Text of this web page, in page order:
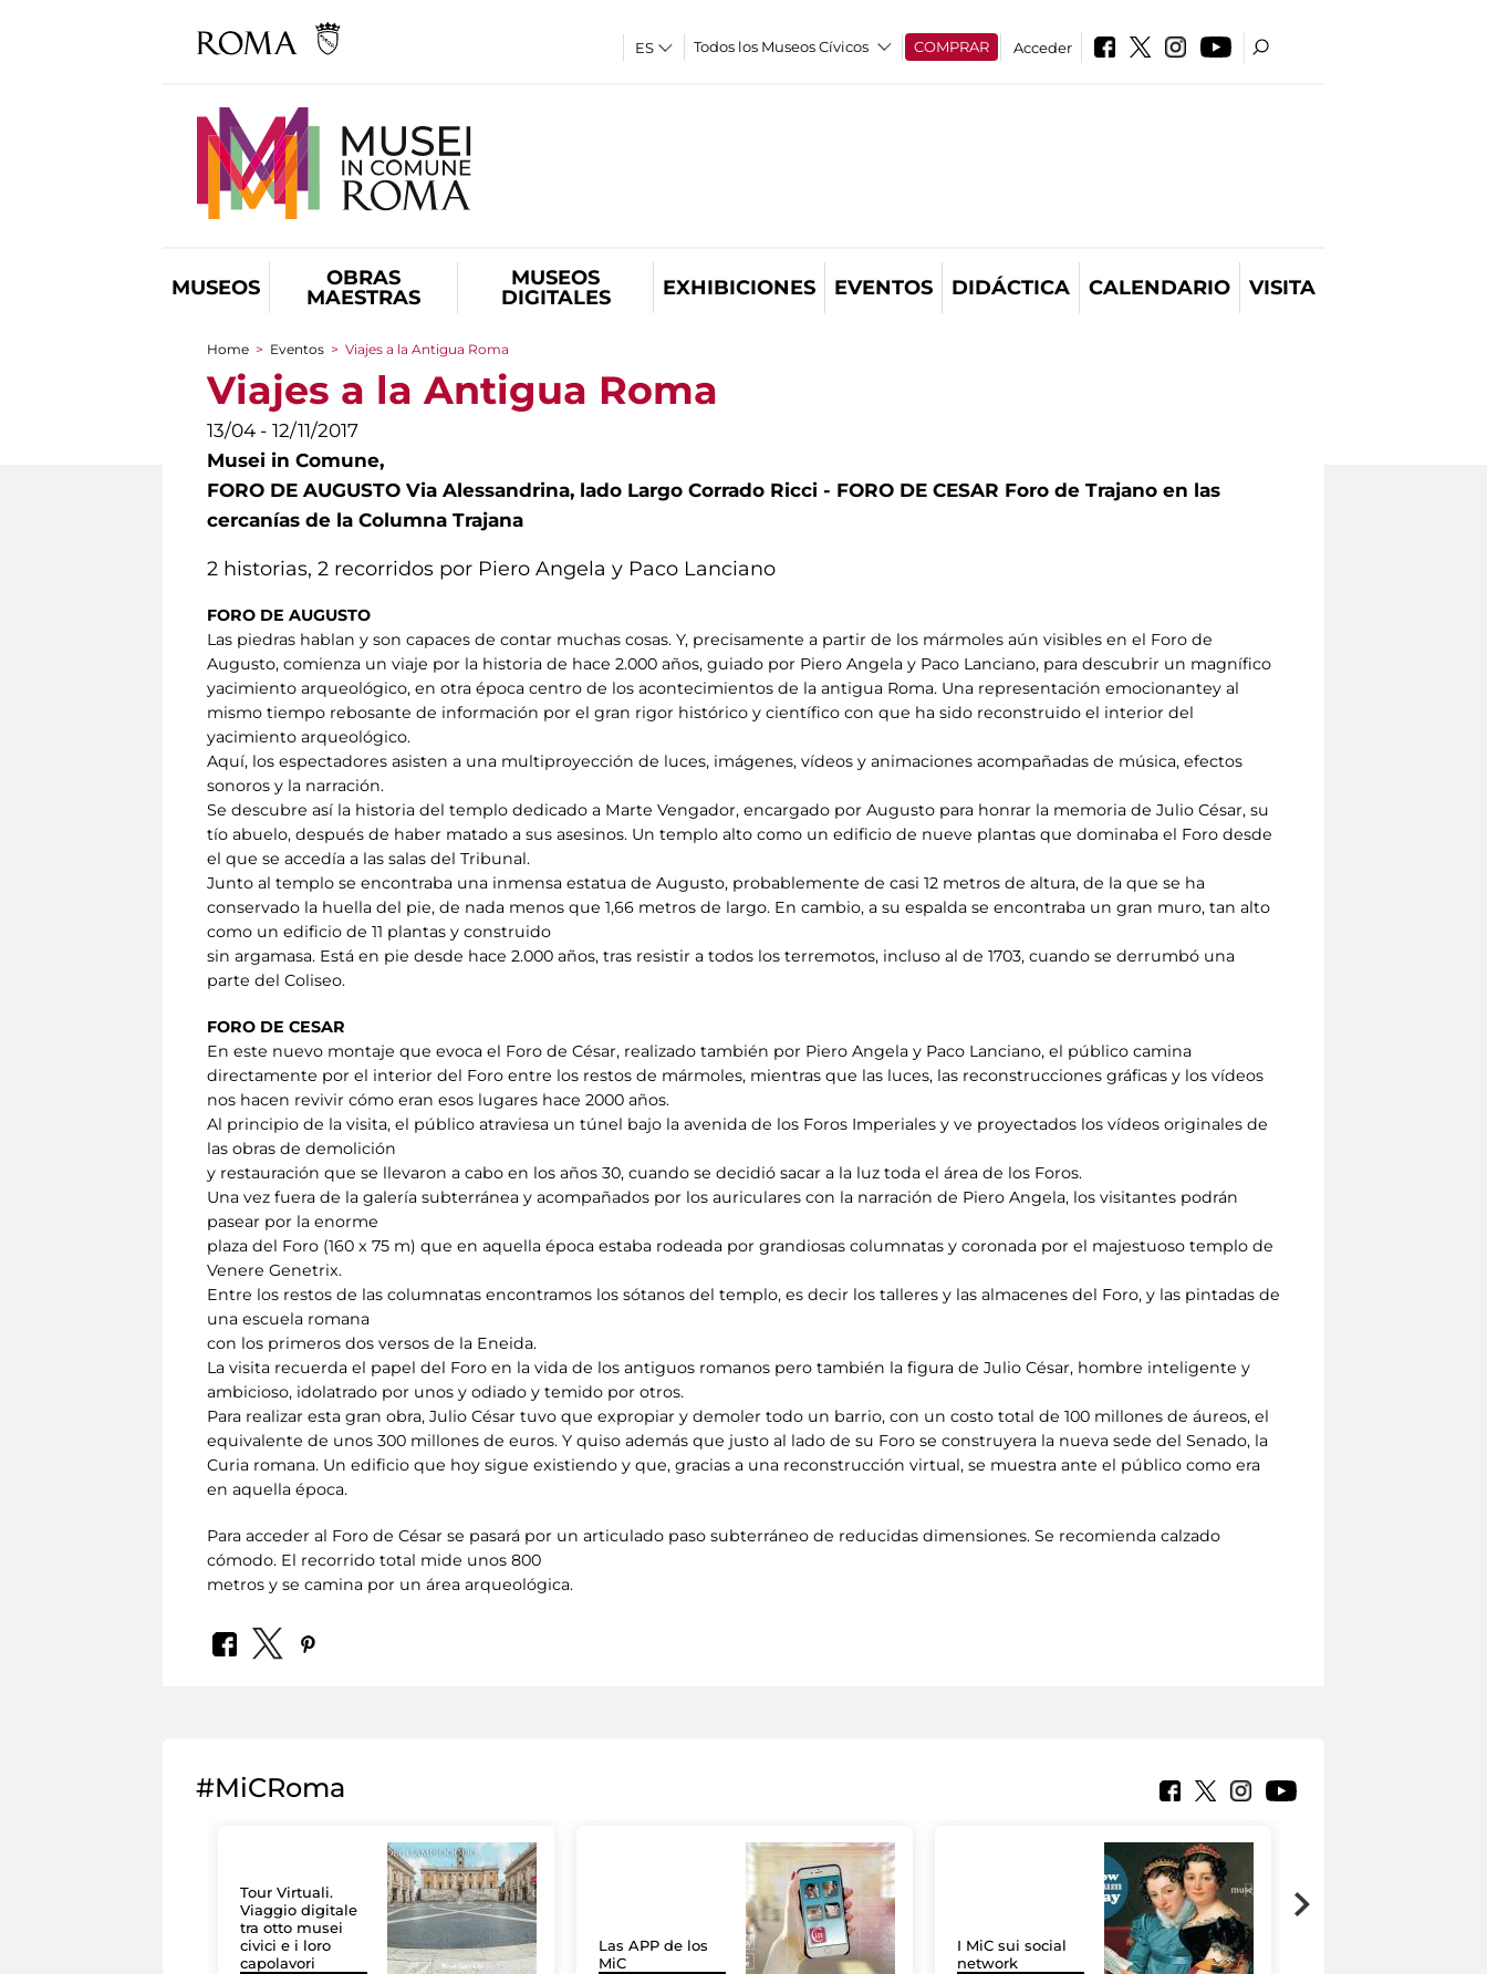
Todos los Museos Cívicos COMPRAR Acceder
MUSEOS
OBRAS
MAESTRAS
MUSEOS
DIGITALES
EXHIBICIONES EVENTOS DIDÁCTICA CALENDARIO VISITA
You are here
Home > Eventos > Viajes a la Antigua Roma
Viajes a la Antigua Roma
13/04 - 12/11/2017
Musei in Comune,
FORO DE AUGUSTO Via Alessandrina, lado Largo Corrado Ricci - FORO DE CESAR Foro de Trajano en las
cercanías de la Columna Trajana
2 historias, 2 recorridos por Piero Angela y Paco Lanciano
FORO DE AUGUSTO
Las piedras hablan y son capaces de contar muchas cosas. Y, precisamente a partir de los mármoles aún visibles en el Foro de
Augusto, comienza un viaje por la historia de hace 2.000 años, guiado por Piero Angela y Paco Lanciano, para descubrir un magnífico
yacimiento arqueológico, en otra época centro de los acontecimientos de la antigua Roma. Una representación emocionantey al
mismo tiempo rebosante de información por el gran rigor histórico y científico con que ha sido reconstruido el interior del
yacimiento arqueológico.
Aquí, los espectadores asisten a una multiproyección de luces, imágenes, vídeos y animaciones acompañadas de música, efectos
sonoros y la narración.
Se descubre así la historia del templo dedicado a Marte Vengador, encargado por Augusto para honrar la memoria de Julio César, su
tío abuelo, después de haber matado a sus asesinos. Un templo alto como un edificio de nueve plantas que dominaba el Foro desde
el que se accedía a las salas del Tribunal.
Junto al templo se encontraba una inmensa estatua de Augusto, probablemente de casi 12 metros de altura, de la que se ha
conservado la huella del pie, de nada menos que 1,66 metros de largo. En cambio, a su espalda se encontraba un gran muro, tan alto
como un edificio de 11 plantas y construido
sin argamasa. Está en pie desde hace 2.000 años, tras resistir a todos los terremotos, incluso al de 1703, cuando se derrumbó una
parte del Coliseo.
FORO DE CESAR
En este nuevo montaje que evoca el Foro de César, realizado también por Piero Angela y Paco Lanciano, el público camina
directamente por el interior del Foro entre los restos de mármoles, mientras que las luces, las reconstrucciones gráficas y los vídeos
nos hacen revivir cómo eran esos lugares hace 2000 años.
Al principio de la visita, el público atraviesa un túnel bajo la avenida de los Foros Imperiales y ve proyectados los vídeos originales de
las obras de demolición
y restauración que se llevaron a cabo en los años 30, cuando se decidió sacar a la luz toda el área de los Foros.
Una vez fuera de la galería subterránea y acompañados por los auriculares con la narración de Piero Angela, los visitantes podrán
pasear por la enorme
plaza del Foro (160 x 75 m) que en aquella época estaba rodeada por grandiosas columnatas y coronada por el majestuoso templo de
Venere Genetrix.
Entre los restos de las columnatas encontramos los sótanos del templo, es decir los talleres y las almacenes del Foro, y las pintadas de
una escuela romana
con los primeros dos versos de la Eneida.
La visita recuerda el papel del Foro en la vida de los antiguos romanos pero también la figura de Julio César, hombre inteligente y
ambicioso, idolatrado por unos y odiado y temido por otros.
Para realizar esta gran obra, Julio César tuvo que expropiar y demoler todo un barrio, con un costo total de 100 millones de áureos, el
equivalente de unos 300 millones de euros. Y quiso además que justo al lado de su Foro se construyera la nueva sede del Senado, la
Curia romana. Un edificio que hoy sigue existiendo y que, gracias a una reconstrucción virtual, se muestra ante el público como era
en aquella época.
Para acceder al Foro de César se pasará por un articulado paso subterráneo de reducidas dimensiones. Se recomienda calzado
cómodo. El recorrido total mide unos 800
metros y se camina por un área arqueológica.
#MiCRoma
Tour Virtuali.
Viaggio digitale
tra otto musei
civici e i loro
capolavori
Las APP de los
MiC
I MiC sui social
network